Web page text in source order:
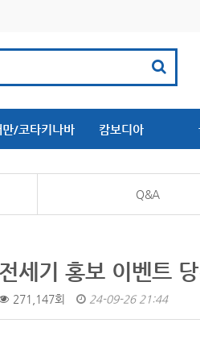
만/코타키나바
루
캄보디아
Q&A
세기 홍보 이벤트
271,147회 24-09-26 21:44